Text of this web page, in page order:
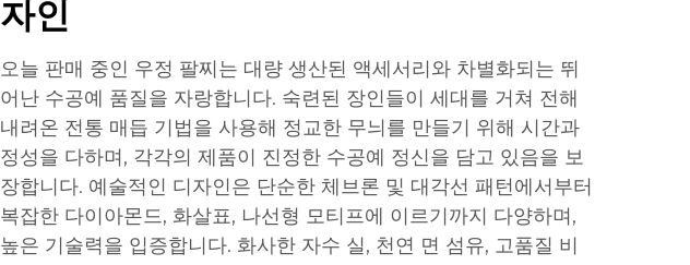
자인
오늘 판매 중인 우정 팔찌는 대량 생산된 액세서리와 차별화되는 뛰
어난 수공예 품질을 자랑합니다. 숙련된 장인들이 세대를 거쳐 전해
내려온 전통 매듭 기법을 사용해 정교한 무늬를 만들기 위해 시간과
정성을 다하며, 각각의 제품이 진정한 수공예 정신을 담고 있음을 보
장합니다. 예술적인 디자인은 단순한 체브론 및 대각선 패턴에서부터
복잡한 다이아몬드, 화살표, 나선형 모티프에 이르기까지 다양하며,
높은 기술력을 입증합니다. 화사한 자수 실, 천연 면 섬유, 고품질 비